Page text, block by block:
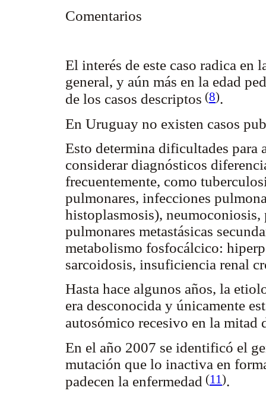
Comentarios
El interés de este caso radica en
general, y aún más en la edad
de los casos descriptos (8).
En Uruguay no existen casos
Esto determina dificultades para
considerar diagnósticos
frecuentemente, como
pulmonares, infecciones
histoplasmosis),
pulmonares metastásicas
metabolismo fosfocálcico:
sarcoidosis, insuficiencia renal
Hasta hace algunos años, la
era desconocida y únicamente
autosómico recesivo en la mitad
En el año 2007 se identificó el
mutación que lo inactiva en
padecen la enfermedad (11).